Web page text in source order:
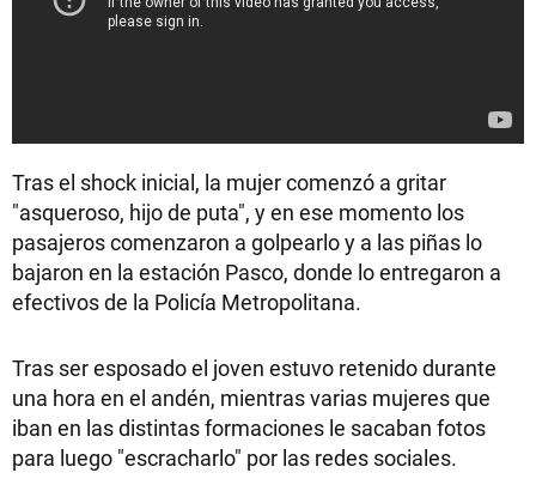
Tras el shock inicial, la mujer comenzó a gritar
"asqueroso, hijo de puta", y en ese momento los
pasajeros comenzaron a golpearlo y a las piñas lo
bajaron en la estación Pasco, donde lo entregaron a
efectivos de la Policía Metropolitana.
Tras ser esposado el joven estuvo retenido durante
una hora en el andén, mientras varias mujeres que
iban en las distintas formaciones le sacaban fotos
para luego "escracharlo" por las redes sociales.